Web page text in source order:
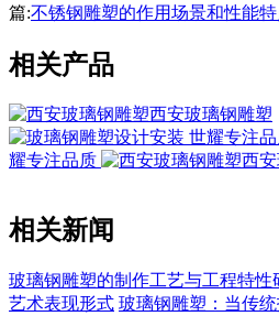
篇:不锈钢雕塑的作用场景和性能特
相关产品
西安玻璃钢雕塑
耀专注品质
西
相关新闻
玻璃钢雕塑的制作工艺与工程特性
艺术表现形式 玻璃钢雕塑：当传